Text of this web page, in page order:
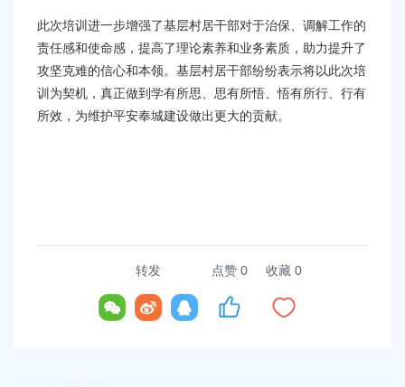
此次培训进一步增强了基层村居干部对于治保、调解工作的
责任感和使命感，提高了理论素养和业务素质，助力提升了
攻坚克难的信心和本领。基层村居干部纷纷表示将以此次培
训为契机，真正做到学有所思、思有所悟、悟有所行、行有
所效，为维护平安奉城建设做出更大的贡献。
转发 点赞 0 收藏 0